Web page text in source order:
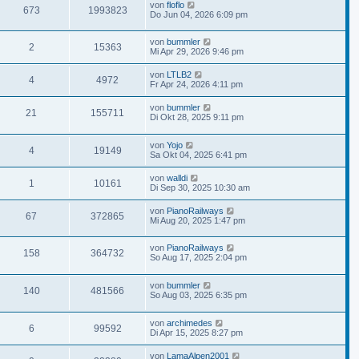
673 1993823 von floflo
Do Jun 04, 2026 6:09 pm
2 15363 von bummler
Mi Apr 29, 2026 9:46 pm
4 4972 von LTLB2
Fr Apr 24, 2026 4:11 pm
21 155711 von bummler
Di Okt 28, 2025 9:11 pm
4 19149 von Yojo
Sa Okt 04, 2025 6:41 pm
1 10161 von walldi
Di Sep 30, 2025 10:30 am
67 372865 von PianoRailways
Mi Aug 20, 2025 1:47 pm
158 364732 von PianoRailways
So Aug 17, 2025 2:04 pm
140 481566 von bummler
So Aug 03, 2025 6:35 pm
6 99592 von archimedes
Di Apr 15, 2025 8:27 pm
von LamaAlpen2001